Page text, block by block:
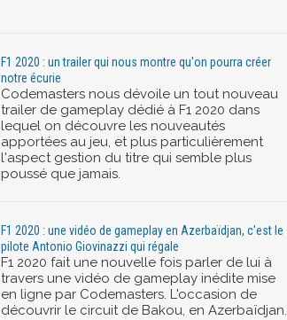
F1 2020 : un trailer qui nous montre qu'on pourra créer
notre écurie
Codemasters nous dévoile un tout nouveau
trailer de gameplay dédié à F1 2020 dans
lequel on découvre les nouveautés
apportées au jeu, et plus particulièrement
l'aspect gestion du titre qui semble plus
poussé que jamais.
F1 2020 : une vidéo de gameplay en Azerbaïdjan, c'est le
pilote Antonio Giovinazzi qui régale
F1 2020 fait une nouvelle fois parler de lui à
travers une vidéo de gameplay inédite mise
en ligne par Codemasters. L'occasion de
découvrir le circuit de Bakou, en Azerbaïdjan.